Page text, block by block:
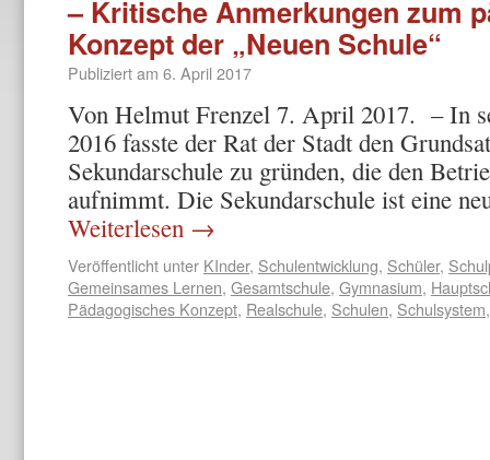
– Kritische Anmerkungen zum
Konzept der „Neuen Schule“
Publiziert am 6. April 2017
Von Helmut Frenzel 7. April 2017. – In
2016 fasste der Rat der Stadt den
Sekundarschule zu gründen, die den
aufnimmt. Die Sekundarschule ist eine
Weiterlesen →
Veröffentlicht unter KInder, Schulentwicklung, Schüler,
Gemeinsames Lernen, Gesamtschule, Gymnasium,
Pädagogisches Konzept, Realschule, Schulen, Schulsystem